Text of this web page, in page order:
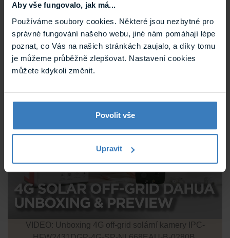
Aby vše fungovalo, jak má...
Používáme soubory cookies. Některé jsou nezbytné pro
správné fungování našeho webu, jiné nám pomáhají lépe
poznat, co Vás na našich stránkách zaujalo, a díky tomu
je můžeme průběžně zlepšovat. Nastavení cookies
můžete kdykoli změnit.
Povolit vše
Upravit